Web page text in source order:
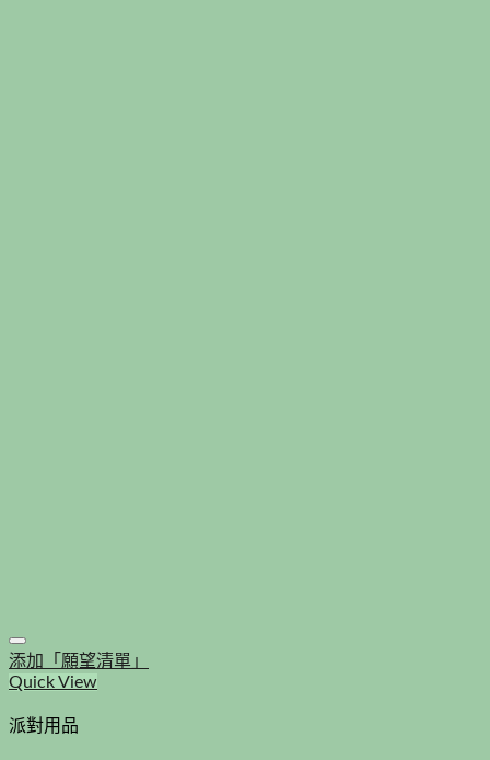
添加「願望清單」
Quick View
派對用品